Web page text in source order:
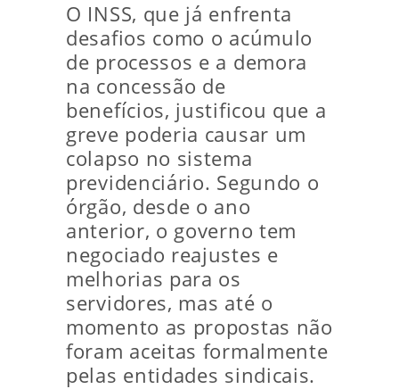
O INSS, que já enfrenta
desafios como o acúmulo
de processos e a demora
na concessão de
benefícios, justificou que a
greve poderia causar um
colapso no sistema
previdenciário. Segundo o
órgão, desde o ano
anterior, o governo tem
negociado reajustes e
melhorias para os
servidores, mas até o
momento as propostas não
foram aceitas formalmente
pelas entidades sindicais.